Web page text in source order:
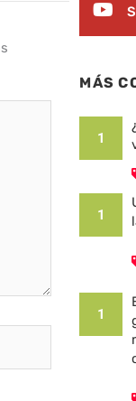
MÁS
1
1
1